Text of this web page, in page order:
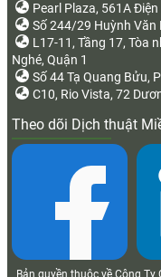
Pearl Plaza, 561A
Số 244/29 Huỳnh Văn
L17-11, Tầng 17, Tòa
Nghé, Quận 1
Số 44 Tạ Quang Bửu,
C10, Rio Vista, 72
Theo dõi Dịch thuật